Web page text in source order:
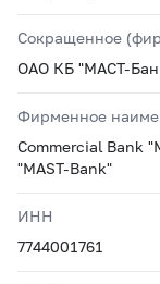
Сокращенное
ОАО КБ "МАСТ-
Фирменное
Commercial Bank
"MAST-Bank"
ИНН
7744001761